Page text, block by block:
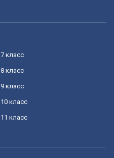
7 класс
8 класс
9 класс
10 класс
11 класс